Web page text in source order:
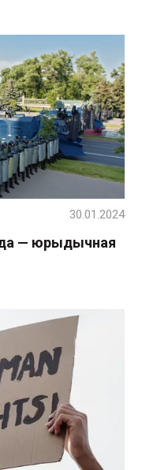
— юрыдычная
30.01.2024